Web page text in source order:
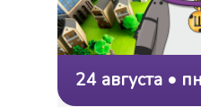
24 августа •